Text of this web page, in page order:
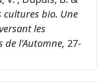
cultures bio. Une
les
de l'Automne, 27-